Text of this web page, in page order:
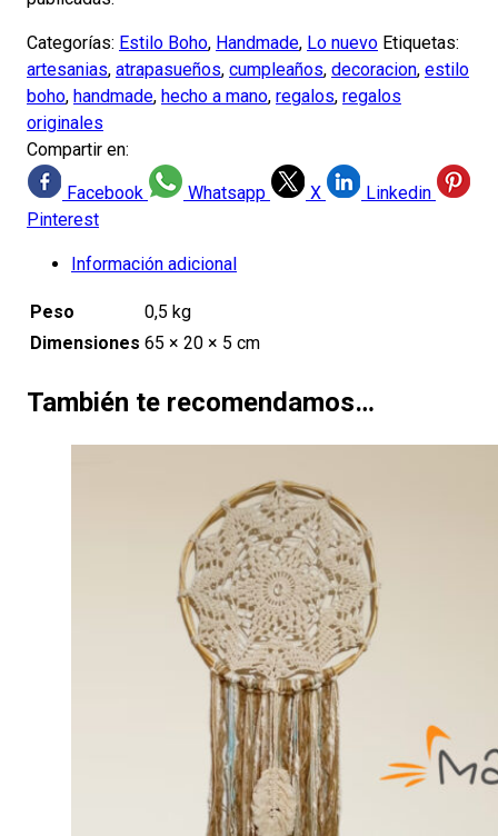
Categorías: Estilo Boho, Handmade, Lo nuevo Etiquetas:
artesanias, atrapasueños, cumpleaños, decoracion, estilo
boho, handmade, hecho a mano, regalos, regalos
originales
Compartir en:
Facebook Whatsapp X
Linkedin
Pinterest
Información adicional
Peso
0,5 kg
Dimensiones 65 × 20 × 5 cm
También te recomendamos…